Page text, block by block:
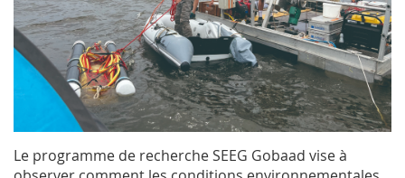
Le programme de recherche SEEG Gobaad vise à